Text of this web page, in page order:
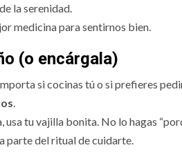
la serenidad.
medicina para sentirnos bien.
(o encárgala)
si cocinas tú o si prefieres
.
usa tu vajilla bonita. No lo hagas
parte del ritual de cuidarte.